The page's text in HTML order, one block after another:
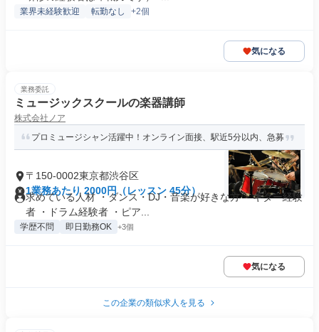
業界未経験歓迎 転勤なし +2個
気になる
業務委託
ミュージックスクールの楽器講師
株式会社ノア
プロミュージシャン活躍中！オンライン面接、駅近5分以内、急募
〒150-0002東京都渋谷区
1業務あたり 2000円（レッスン 45分）
求めている人材 ・ダンス・DJ・音楽が好きな方 ・ギター経験
者 ・ドラム経験者 ・ピア...
学歴不問 即日勤務OK +3個
気になる
この企業の類似求人を見る